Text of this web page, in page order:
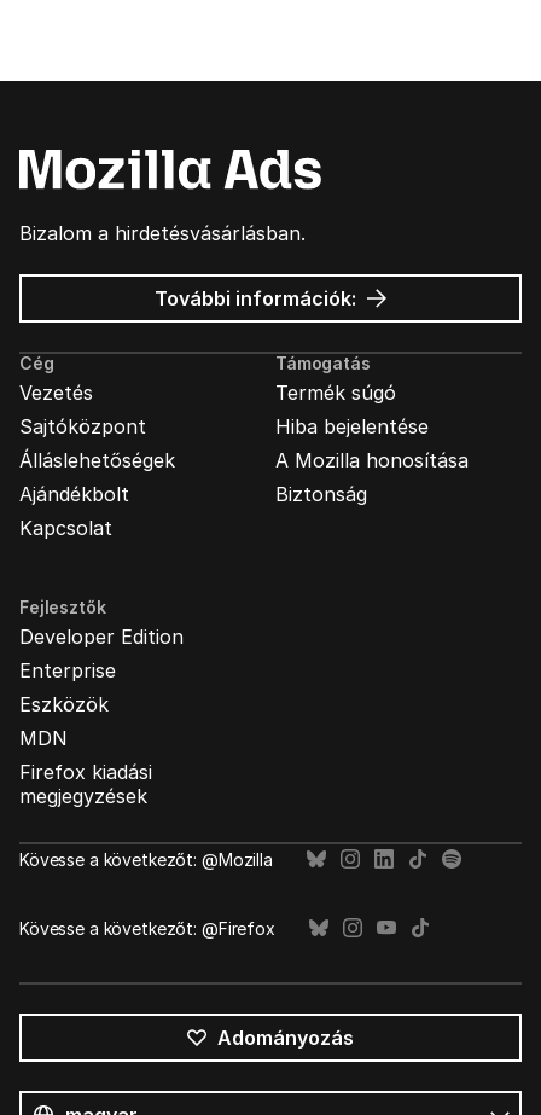
Bizalom a hirdetésvásárlásban.
További információk: Mozilla
hirdetések
Cég
Vezetés
Sajtóközpont
Álláslehetőségek
Ajándékbolt
Kapcsolat
Támogatás
Termék súgó
Hiba bejelentése
A Mozilla honosítása
Biztonság
Fejlesztők
Developer Edition
Enterprise
Eszközök
MDN
Firefox kiadási
megjegyzések
Kövesse a következőt: @Mozilla
Kövesse a következőt: @Firefox
Adományozás
nyelv
Nyelv